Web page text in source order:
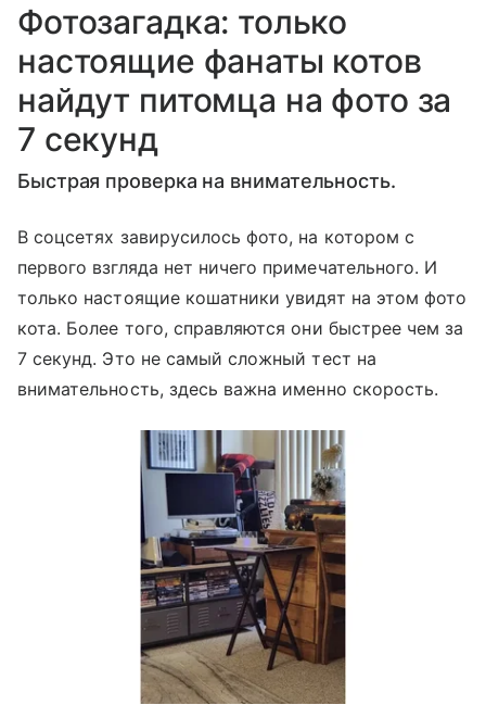
Фотозагадка: только
настоящие фанаты котов
найдут питомца на фото за
7 секунд
Быстрая проверка на внимательность.
В соцсетях завирусилось фото, на котором с
первого взгляда нет ничего примечательного. И
только настоящие кошатники увидят на этом фото
кота. Более того, справляются они быстрее чем за
7 секунд. Это не самый сложный тест на
внимательность, здесь важна именно скорость.